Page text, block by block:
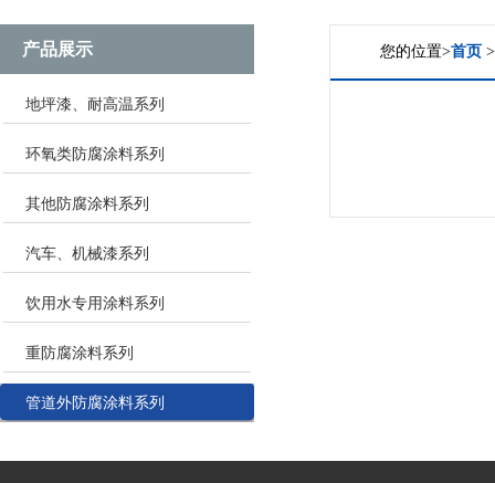
产品展示
地坪漆、耐高温系列
环氧类防腐涂料系列
其他防腐涂料系列
汽车、机械漆系列
饮用水专用涂料系列
重防腐涂料系列
管道外防腐涂料系列
您的位置>首页